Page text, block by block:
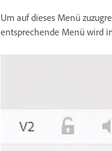
Um auf dieses Menü
entsprechende Menü wird